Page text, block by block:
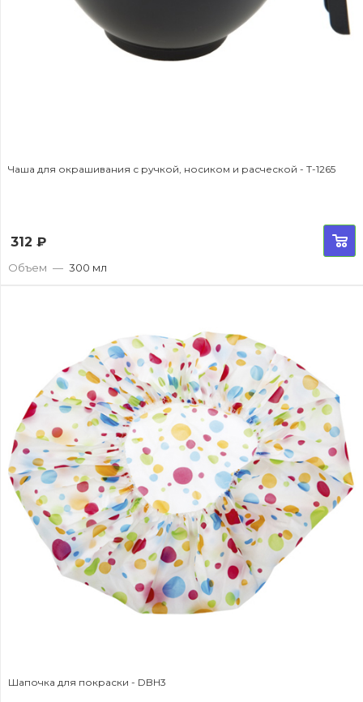
Чаша для окрашивания с ручкой, носиком и расческой - T-1265
312 ₽
Объем — 300 мл
Шапочка для покраски - DBH3